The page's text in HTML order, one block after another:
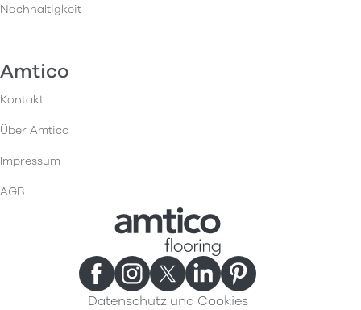
Nachhaltigkeit
Amtico
Kontakt
Über Amtico
Impressum
AGB
Datenschutz und Cookies